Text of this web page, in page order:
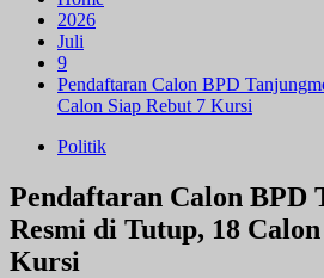
2026
Juli
9
Pendaftaran Calon BPD
Calon Siap Rebut 7 Kursi
Politik
Pendaftaran Calon BPD
Resmi di Tutup, 18
Kursi